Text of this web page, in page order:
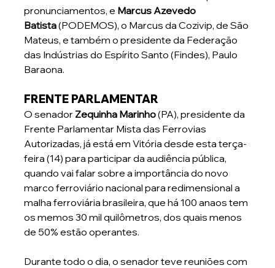
pronunciamentos, e Marcus Azevedo
Batista (PODEMOS), o Marcus da Cozivip, de São
Mateus, e também o presidente da Federação
das Indústrias do Espírito Santo (Findes), Paulo
Baraona.
FRENTE PARLAMENTAR
O senador Zequinha Marinho (PA), presidente da
Frente Parlamentar Mista das Ferrovias
Autorizadas, já está em Vitória desde esta terça-
feira (14) para participar da audiência pública,
quando vai falar sobre a importância do novo
marco ferroviário nacional para redimensional a
malha ferroviária brasileira, que há 100 anaos tem
os memos 30 mil quilômetros, dos quais menos
de 50% estão operantes.
Durante todo o dia, o senador teve reuniões com